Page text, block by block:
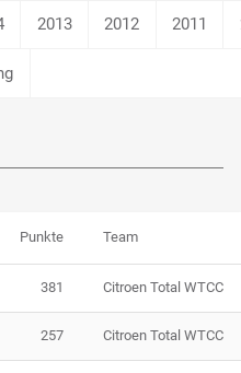
2013 2012 2011
Punkte Team
381 Citroen Total WTCC
257 Citroen Total WTCC